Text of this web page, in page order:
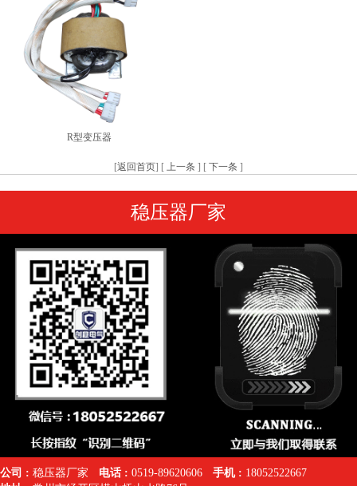
R型变压器
[返回首页] [ 上一条 ] [ 下一条 ]
稳压器厂家
公司 : 稳压器厂家 电话 : 0519-89620606 手机 : 18052522667